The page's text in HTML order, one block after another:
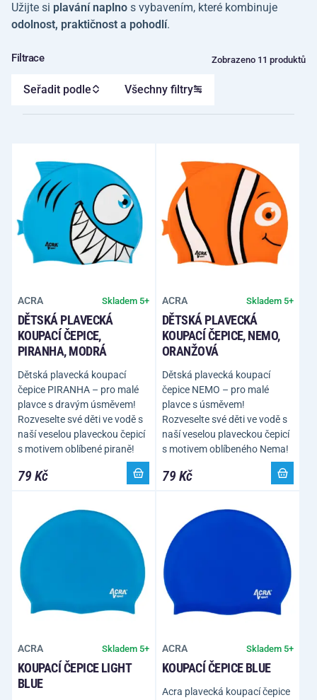
Užijte si plavání naplno s vybavením, které kombinuje
odolnost, praktičnost a pohodlí.
Filtrace Zobrazeno 11 produktů
Všechny filtry
Seřadit podle
ACRA Skladem 5+
DĚTSKÁ PLAVECKÁ
KOUPACÍ ČEPICE,
PIRANHA, MODRÁ
Dětská plavecká koupací
čepice PIRANHA – pro malé
plavce s dravým úsměvem!
Rozveselte své děti ve vodě s
naší veselou plaveckou čepicí
s motivem oblíbené piraně!
79 Kč
ACRA Skladem 5+
DĚTSKÁ PLAVECKÁ
KOUPACÍ ČEPICE, NEMO,
ORANŽOVÁ
Dětská plavecká koupací
čepice NEMO – pro malé
plavce s úsměvem!
Rozveselte své děti ve vodě s
naší veselou plaveckou čepicí
s motivem oblíbeného Nema!
79 Kč
ACRA Skladem 5+
KOUPACÍ ČEPICE LIGHT
BLUE
ACRA Skladem 5+
KOUPACÍ ČEPICE BLUE
Acra plavecká koupací čepice